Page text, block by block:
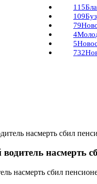
115
109
79
4
5
732
насмерть сбил
насмерть